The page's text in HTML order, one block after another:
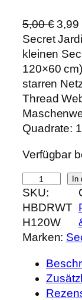
5,00€ U
r
s
p
r
ü
n
g
i
c
h
e
r
P
e
i
s
3,99
Secret
kleinen
120×60
starren
Thread
Quadrate:
Verfügbar
e
c
r
e
In
SKU:
HBDRWT
H120W
Marken: